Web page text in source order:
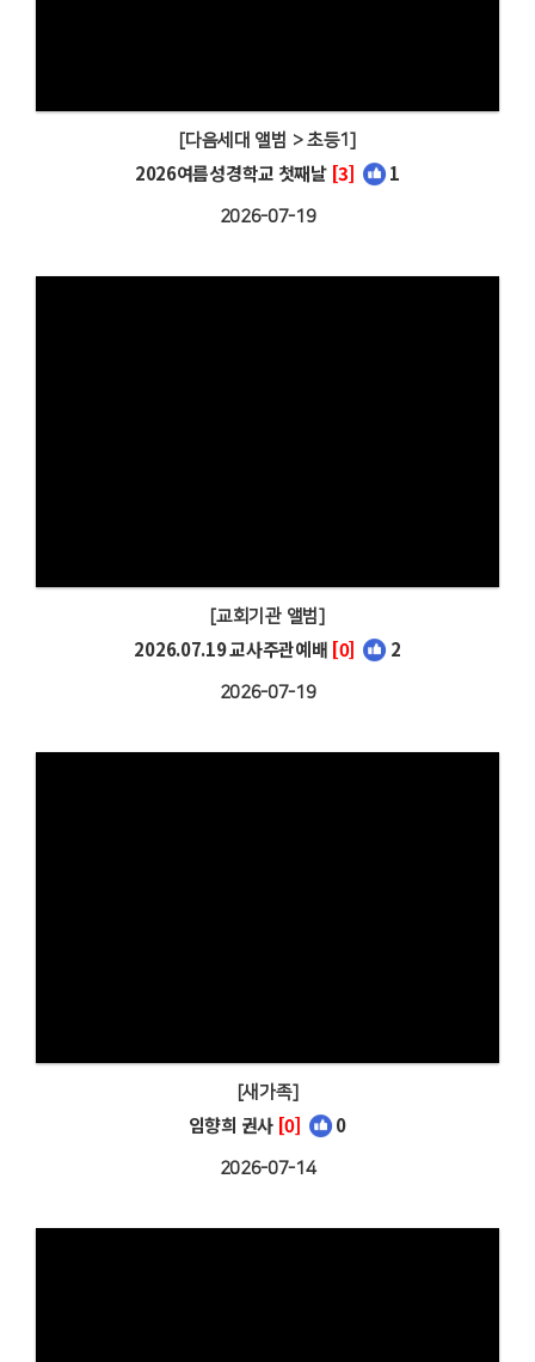
[다음세대 앨범 > 초등1]
2026여름성경학교 첫째날 [3] 1
2026-07-19
[교회기관 앨범]
2026.07.19 교사주관예배 [0] 2
2026-07-19
[새가족]
임향희 권사 [0] 0
2026-07-14